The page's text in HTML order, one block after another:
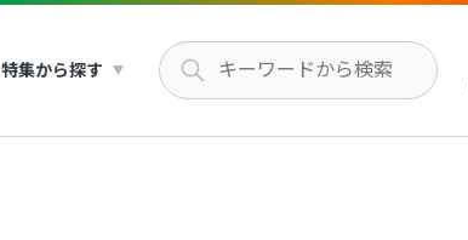
特集から探す